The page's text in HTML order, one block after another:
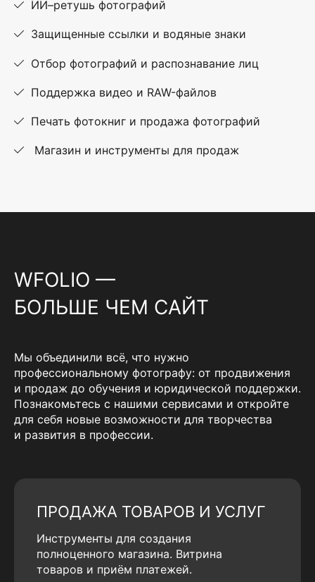
ИИ–ретушь фотографий
Защищенные ссылки и водяные знаки
Отбор фотографий и распознавание лиц
Поддержка видео и RAW-файлов
Печать фотокниг и продажа фотографий
Магазин и инструменты для продаж
WFOLIO —
БОЛЬШЕ ЧЕМ САЙТ
Мы объединили всё, что нужно
профессиональному фотографу: от продвижения
и продаж до обучения и юридической поддержки.
Познакомьтесь с нашими сервисами и откройте
для себя новые возможности для творчества
и развития в профессии.
ПРОДАЖА ТОВАРОВ И УСЛУГ
Инструменты для создания
полноценного магазина. Витрина
товаров и приём платежей.